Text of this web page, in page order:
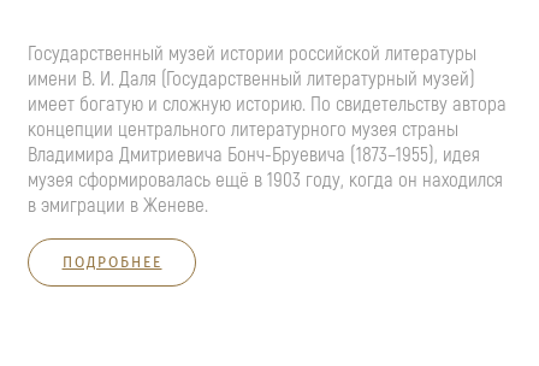
Государственный музей истории российской литературы
имени В. И. Даля (Государственный литературный музей)
имеет богатую и сложную историю. По свидетельству автора
концепции центрального литературного музея страны
Владимира Дмитриевича Бонч-Бруевича (1873–1955), идея
музея сформировалась ещё в 1903 году, когда он находился
в эмиграции в Женеве.
ПОДРОБНЕЕ